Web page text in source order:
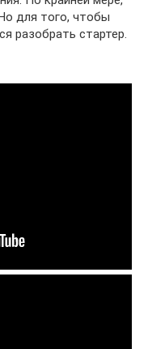
для того, чтобы
разобрать стартер.